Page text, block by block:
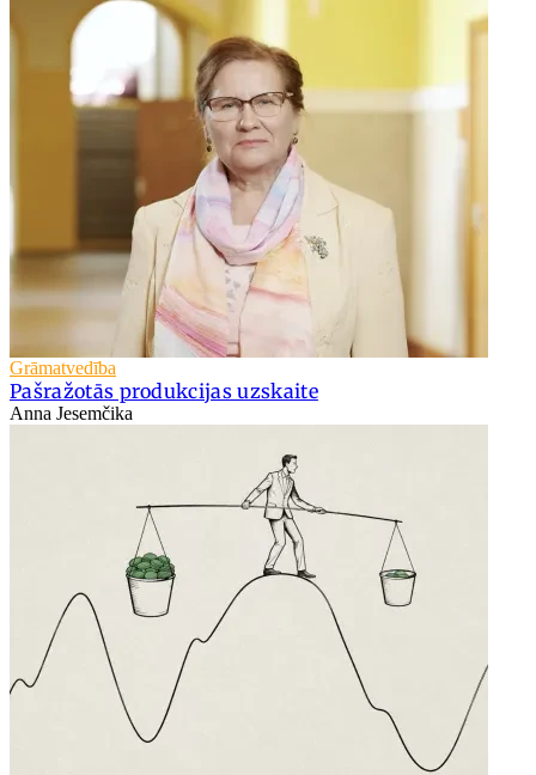
Grāmatvedība
Pašražotās produkcijas uzskaite
Anna Jesemčika